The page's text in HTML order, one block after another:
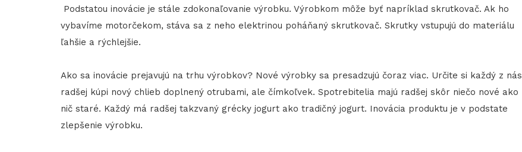
Podstatou inovácie je stále zdokonaľovanie výrobku. Výrobkom môže byť napríklad skrutkovač. Ak ho
vybavíme motorčekom, stáva sa z neho elektrinou poháňaný skrutkovač. Skrutky vstupujú do materiálu
ľahšie a rýchlejšie.
Ako sa inovácie prejavujú na trhu výrobkov? Nové výrobky sa presadzujú čoraz viac. Určite si každý z nás
radšej kúpi nový chlieb doplnený otrubami, ale čímkoľvek. Spotrebitelia majú radšej skôr niečo nové ako
nič staré. Každý má radšej takzvaný grécky jogurt ako tradičný jogurt. Inovácia produktu je v podstate
zlepšenie výrobku.